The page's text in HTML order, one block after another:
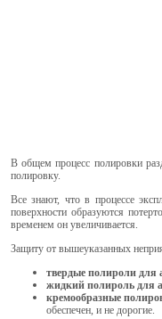
В общем процесс полировки
полировку.
Все знают, что в процессе
поверхности образуются
временем он увеличивается.
Защиту от вышеуказанных
твердые полироли для
жидкий полироль для
кремообразные
обеспечен, и не дорогие.